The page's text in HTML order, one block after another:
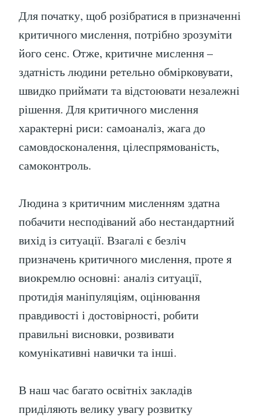
Для початку, щоб розібратися в призначенні
критичного мислення, потрібно зрозуміти
його сенс. Отже, критичне мислення –
здатність людини ретельно обмірковувати,
швидко приймати та відстоювати незалежні
рішення. Для критичного мислення
характерні риси: самоаналіз, жага до
самовдосконалення, цілеспрямованість,
самоконтроль.
Людина з критичним мисленням здатна
побачити несподіваний або нестандартний
вихід із ситуації. Взагалі є безліч
призначень критичного мислення, проте я
виокремлю основні: аналіз ситуації,
протидія маніпуляціям, оцінювання
правдивості і достовірності, робити
правильні висновки, розвивати
комунікативні навички та інші.
В наш час багато освітніх закладів
приділяють велику увагу розвитку